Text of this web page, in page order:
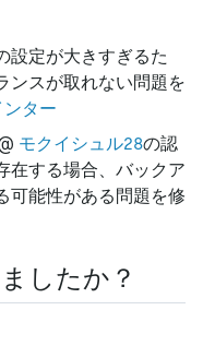
設定が大きすぎるた
ンスが取れない問題を
ンター
モクイシュル28の認
在する場合、バックア
可能性がある問題を修
したか？